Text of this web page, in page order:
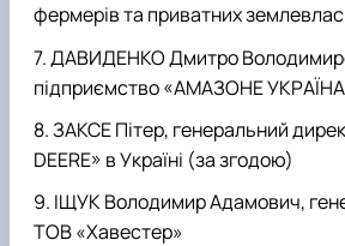
фермерів та приватних
ДАВИДЕНКО Дмитро
підприємство «АМАЗОНЕ
ЗАКСЕ Пітер, генеральний
DEERE» в Україні (за згодою)
ІЩУК Володимир Адамович,
ТОВ «Хавестер»